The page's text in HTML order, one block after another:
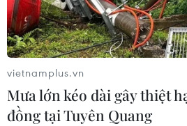
vietnamplus.vn
Mưa lớn kéo dài gây thiệt
đồng tại Tuyên Quang